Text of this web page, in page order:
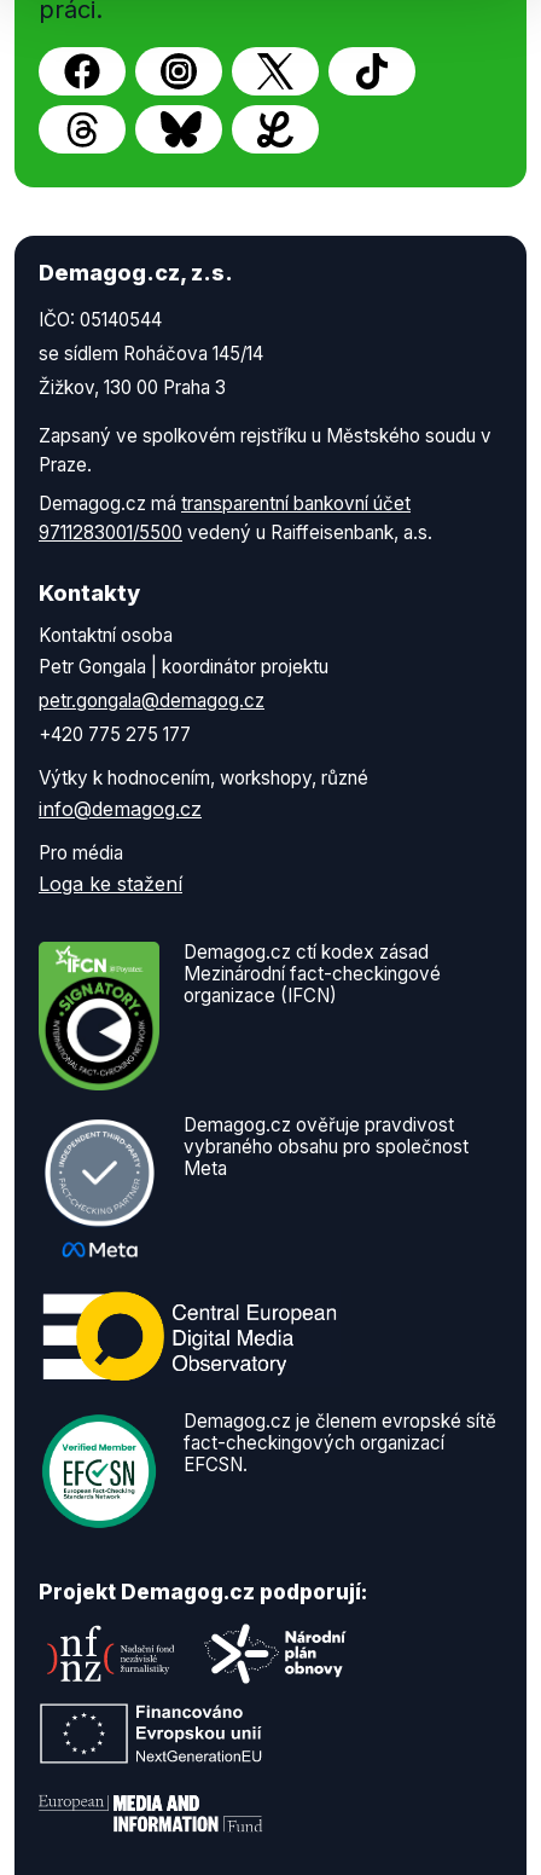
práci.
Demagog.cz, z.s.
IČO: 05140544
se sídlem Roháčova 145/14
Žižkov, 130 00 Praha 3
Zapsaný ve spolkovém rejstříku u Městského soudu v
Praze.
Demagog.cz má transparentní bankovní účet
9711283001/5500 vedený u Raiffeisenbank, a.s.
Kontakty
Kontaktní osoba
Petr Gongala | koordinátor projektu
petr.gongala@demagog.cz
+420 775 275 177
Výtky k hodnocením, workshopy, různé
info@demagog.cz
Pro média
Loga ke stažení
Demagog.cz ctí kodex zásad
Mezinárodní fact-checkingové
organizace (IFCN)
Demagog.cz ověřuje pravdivost
vybraného obsahu pro společnost
Meta
Demagog.cz je členem evropské sítě
fact-checkingových organizací
EFCSN.
Projekt Demagog.cz podporují: